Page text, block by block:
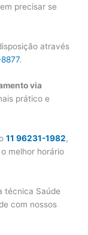
precisar se
através
.
via
prático e
11 96231-1982,
melhor horário
técnica Saúde
com nossos